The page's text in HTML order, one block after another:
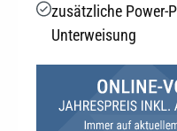
zusätzliche Power-
Unterweisung